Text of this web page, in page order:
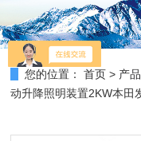
您的位置： 首页 > 产
动升降照明装置2KW本田